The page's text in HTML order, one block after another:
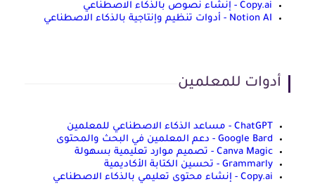
Copy.ai - إنشاء نصوص بالذكاء الاصطناعي
Notion AI - أدوات تنظيم وإنتاجية بالذكاء الاصطناعي
أدوات للمعلمين
ChatGPT - مساعد الذكاء الاصطناعي للمعلمين
Google Bard - دعم المعلمين في البحث والمحتوى
Canva Magic - تصميم موارد تعليمية بسهولة
Grammarly - تحسين الكتابة الأكاديمية
Copy.ai - إنشاء محتوى تعليمي بالذكاء الاصطناعي